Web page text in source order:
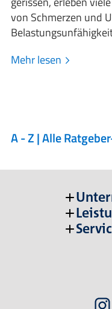
von Schmerzen und
Mehr lesen
A - Z | Alle